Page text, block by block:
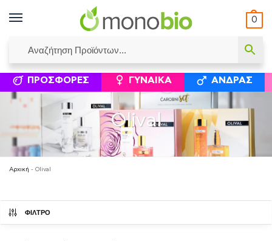
0
ΙΣΟΛΟΓΙΣΜΟΊ ΕΛΕΆΝΝΑ ΧΡΙΣΤΙΝΆΚΗ ΕΠΙΚΟΙΝΩΝΊΑ
ΣΥΜΠΛΗΡΏΜΑΤΑ ΔΙΑΤΡΟΦΉΣ ΦΥΣΙΚΆ
ΠΡΟΣΦΟΡΈΣ ΓΥΝΑΊΚΑ ΆΝΔΡΑΣ
Olival
Αρχική - Olival
ΦΙΛΤΡΟ